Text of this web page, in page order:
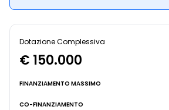
Dotazione Complessiva
€ 150.000
FINANZIAMENTO MASSIMO
CO-FINANZIAMENTO